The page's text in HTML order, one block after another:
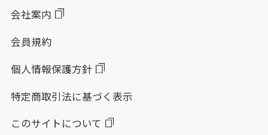
会社案内
会員規約
個人情報保護方針
特定商取引法に基づく表示
このサイトについて